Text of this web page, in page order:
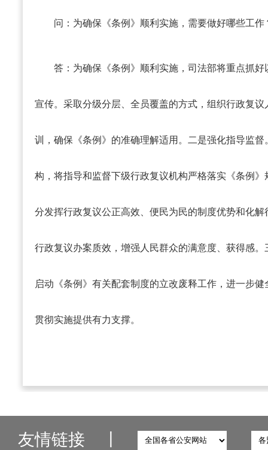
问：为确保《条例》顺利实施，需要做好哪些工作
答： 为确保《条例》顺利实施，司法部将重点抓
宣传。采取分级分层、全员覆盖的方式，组织行政复
训，确保《条例》的准确理解适用。二是强化指导监
构，将指导和监督下级行政复议机构严格落实《条例
分发挥行政复议公正高效、便民为民的制度优势和化
行政复议办案质效，增强人民群众的满意度、获得感
启动《条例》有关配套制度的立改废释工作，进一步
贯彻实施提供有力支撑。
友情链接